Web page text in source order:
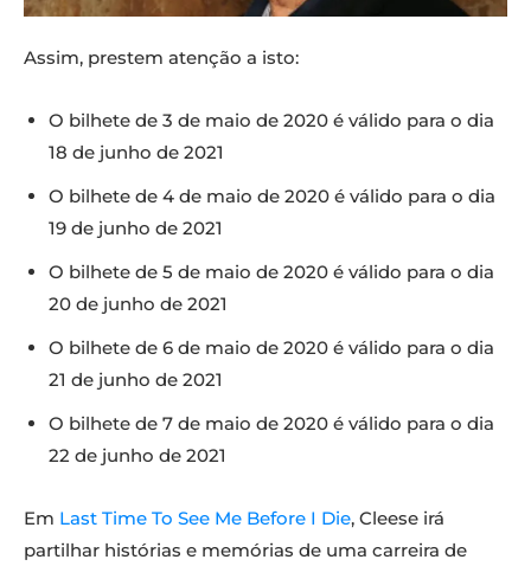
Assim, prestem atenção a isto:
O bilhete de 3 de maio de 2020 é válido para o dia
18 de junho de 2021
O bilhete de 4 de maio de 2020 é válido para o dia
19 de junho de 2021
O bilhete de 5 de maio de 2020 é válido para o dia
20 de junho de 2021
O bilhete de 6 de maio de 2020 é válido para o dia
21 de junho de 2021
O bilhete de 7 de maio de 2020 é válido para o dia
22 de junho de 2021
Em Last Time To See Me Before I Die, Cleese irá
partilhar histórias e memórias de uma carreira de